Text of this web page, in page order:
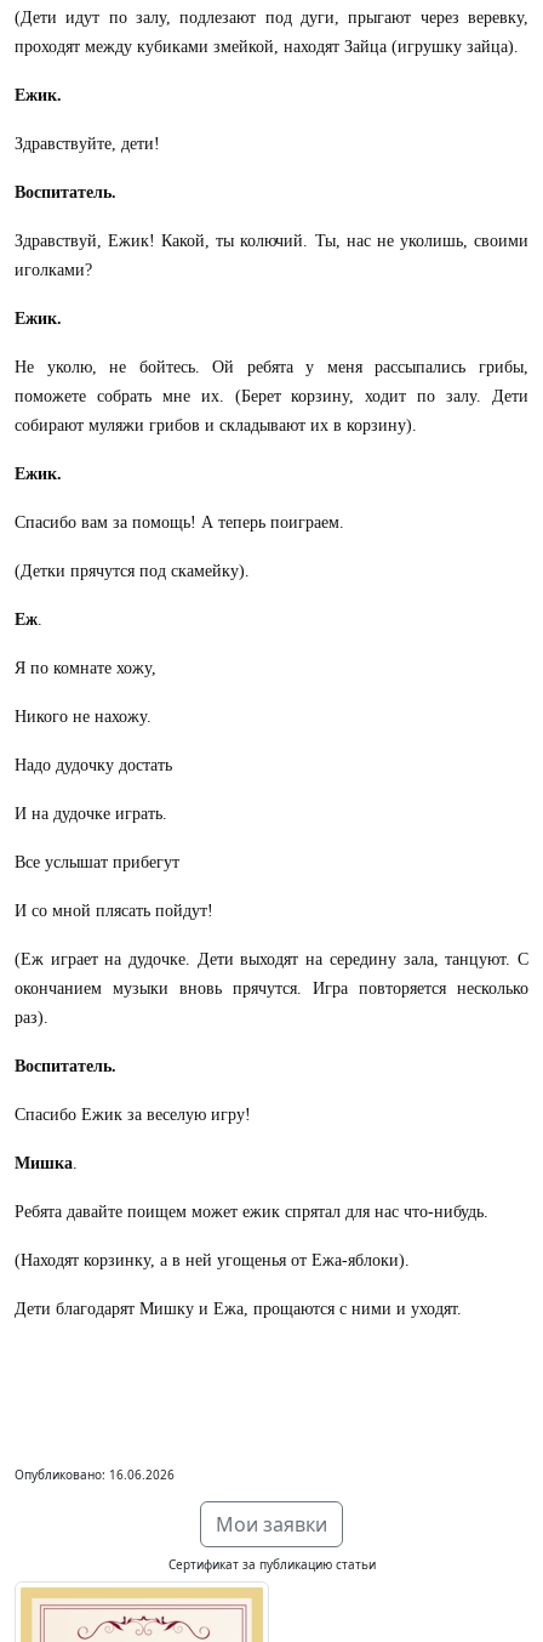
(Дети идут по залу, подлезают под дуги, прыгают через веревку,
проходят между кубиками змейкой, находят Зайца (игрушку зайца).
Ежик.
Здравствуйте, дети!
Воспитатель.
Здравствуй, Ежик! Какой, ты колючий. Ты, нас не уколишь, своими
иголками?
Ежик.
Не уколю, не бойтесь. Ой ребята у меня рассыпались грибы,
поможете собрать мне их. (Берет корзину, ходит по залу. Дети
собирают муляжи грибов и складывают их в корзину).
Ежик.
Спасибо вам за помощь! А теперь поиграем.
(Детки прячутся под скамейку).
Еж.
Я по комнате хожу,
Никого не нахожу.
Надо дудочку достать
И на дудочке играть.
Все услышат прибегут
И со мной плясать пойдут!
(Еж играет на дудочке. Дети выходят на середину зала, танцуют. С
окончанием музыки вновь прячутся. Игра повторяется несколько
раз).
Воспитатель.
Спасибо Ежик за веселую игру!
Мишка.
Ребята давайте поищем может ежик спрятал для нас что-нибудь.
(Находят корзинку, а в ней угощенья от Ежа-яблоки).
Дети благодарят Мишку и Ежа, прощаются с ними и уходят.
Опубликовано: 16.06.2026
Мои заявки
Сертификат за публикацию статьи